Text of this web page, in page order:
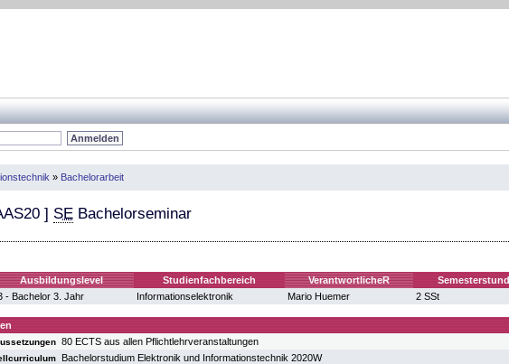
» Bachelorarbeit
] SE Bachelorseminar
Ausbildungslevel Studienfachbereich VerantwortlicheR
- Bachelor 3. Jahr Informationselektronik Mario Huemer 2 SSt
80 ECTS aus allen Pflichtlehrveranstaltungen
Bachelorstudium Elektronik und Informationstechnik 2020W